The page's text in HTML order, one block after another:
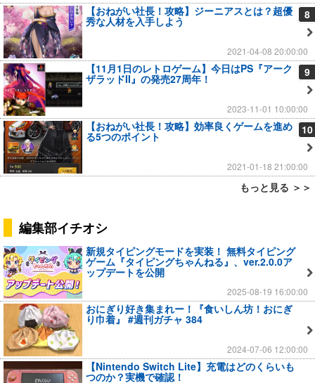
8
【おねがい社長！攻略】ジーニアスとは？超優
秀な人材を入手しよう
2021-04-08 20:00:00
9
【11月1日のレトロゲーム】今日はPS『アーク
ザラッドII』の発売27周年！
2023-11-01 10:00:00
10
【おねがい社長！攻略】効率良くゲームを進め
る5つのポイント
2021-01-18 21:00:00
もっと見る ＞＞
編集部イチオシ
新規タイピングモードを実装！ 無料タイピング
ゲーム『タイピングちゃんねる』、ver.2.0.0ア
ップデートを公開
2025-08-19 16:00:00
おにぎり好き集まれー！『食いしん坊！おにぎ
り巾着』 #週刊ガチャ 384
2024-07-06 12:00:00
【Nintendo Switch Lite】充電はどのくらいも
つのか？実機で確認！